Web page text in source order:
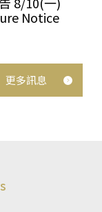
Notice
更多訊息